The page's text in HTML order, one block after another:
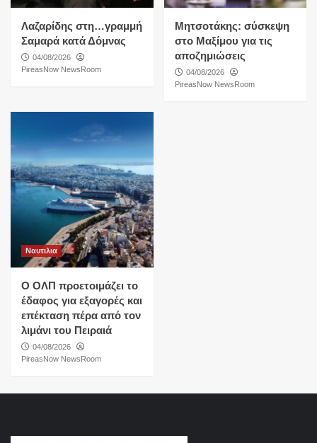
Λαζαρίδης στη…γραμμή
Σαμαρά κατά Δόμνας
04/08/2026
PireasNow NewsRoom
Μητσοτάκης: σύσκεψη
στο Μαξίμου για τις
αποζημιώσεις
04/08/2026
PireasNow NewsRoom
Ναυτιλια
O ΟΛΠ προετοιμάζει το
έδαφος για εξαγορές και
επέκταση πέρα από τον
λιμάνι του Πειραιά
04/08/2026
PireasNow NewsRoom